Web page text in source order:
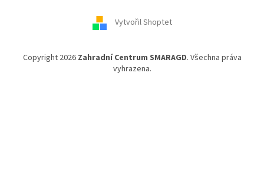
Vytvořil Shoptet
Copyright 2026 Zahradní Centrum SMARAGD. Všechna práva
vyhrazena.